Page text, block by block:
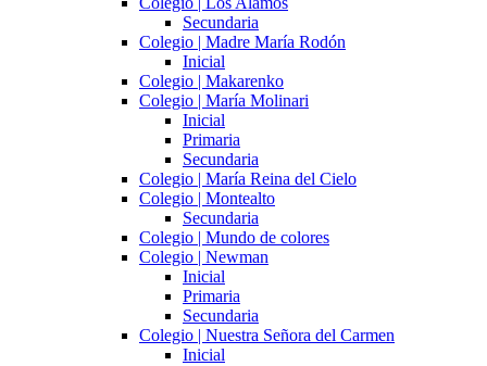
Secundaria
Colegio | Madre María Rodón
Inicial
Colegio | Makarenko
Colegio | María Molinari
Inicial
Primaria
Secundaria
Colegio | María Reina del Cielo
Colegio | Montealto
Secundaria
Colegio | Mundo de colores
Colegio | Newman
Inicial
Primaria
Secundaria
Colegio | Nuestra Señora del Carmen
Inicial